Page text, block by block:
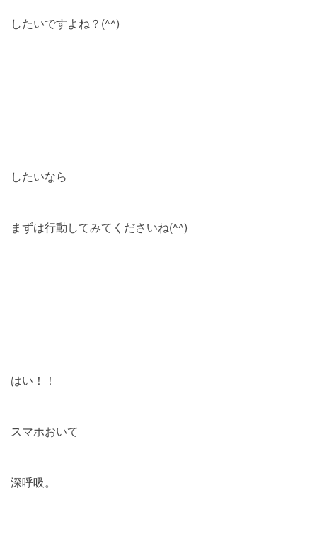
したいですよね？(^^)
したいなら
まずは行動してみてくださいね(^^)
はい！！
スマホおいて
深呼吸。